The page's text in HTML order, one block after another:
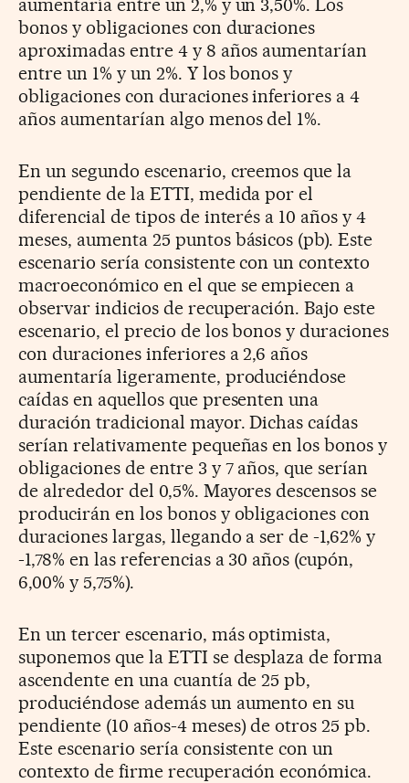
bonos y obligaciones con duraciones
aproximadas entre 4 y 8 años aumentarían
entre un 1% y un 2%. Y los bonos y
obligaciones con duraciones inferiores a 4
años aumentarían algo menos del 1%.
En un segundo escenario, creemos que la
pendiente de la ETTI, medida por el
diferencial de tipos de interés a 10 años y 4
meses, aumenta 25 puntos básicos (pb). Este
escenario sería consistente con un contexto
macroeconómico en el que se empiecen a
observar indicios de recuperación. Bajo este
escenario, el precio de los bonos y duraciones
con duraciones inferiores a 2,6 años
aumentaría ligeramente, produciéndose
caídas en aquellos que presenten una
duración tradicional mayor. Dichas caídas
serían relativamente pequeñas en los bonos y
obligaciones de entre 3 y 7 años, que serían
de alrededor del 0,5%. Mayores descensos se
producirán en los bonos y obligaciones con
duraciones largas, llegando a ser de -1,62% y
-1,78% en las referencias a 30 años (cupón,
6,00% y 5,75%).
En un tercer escenario, más optimista,
suponemos que la ETTI se desplaza de forma
ascendente en una cuantía de 25 pb,
produciéndose además un aumento en su
pendiente (10 años-4 meses) de otros 25 pb.
Este escenario sería consistente con un
contexto de firme recuperación económica.